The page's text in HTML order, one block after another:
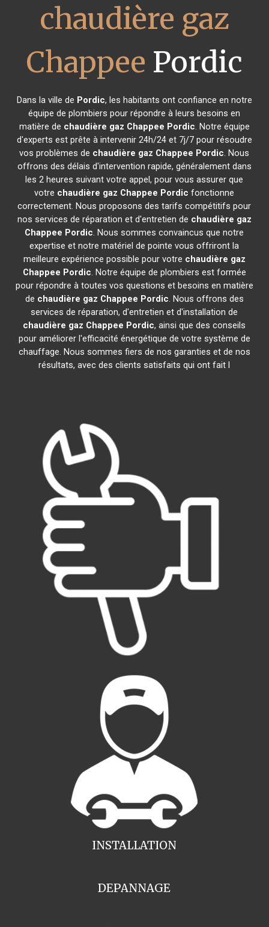
chaudière gaz
Chappee Pordic
Dans la ville de Pordic, les habitants ont confiance en notre
équipe de plombiers pour répondre à leurs besoins en
matière de chaudière gaz Chappee Pordic. Notre équipe
d'experts est prête à intervenir 24h/24 et 7j/7 pour résoudre
vos problèmes de chaudière gaz Chappee Pordic. Nous
offrons des délais d'intervention rapide, généralement dans
les 2 heures suivant votre appel, pour vous assurer que
votre chaudière gaz Chappee Pordic fonctionne
correctement. Nous proposons des tarifs compétitifs pour
nos services de réparation et d'entretien de chaudière gaz
Chappee Pordic. Nous sommes convaincus que notre
expertise et notre matériel de pointe vous offriront la
meilleure expérience possible pour votre chaudière gaz
Chappee Pordic. Notre équipe de plombiers est formée
pour répondre à toutes vos questions et besoins en matière
de chaudière gaz Chappee Pordic. Nous offrons des
services de réparation, d'entretien et d'installation de
chaudière gaz Chappee Pordic, ainsi que des conseils
pour améliorer l'efficacité énergétique de votre système de
chauffage. Nous sommes fiers de nos garanties et de nos
résultats, avec des clients satisfaits qui ont fait l
INSTALLATION
DEPANNAGE